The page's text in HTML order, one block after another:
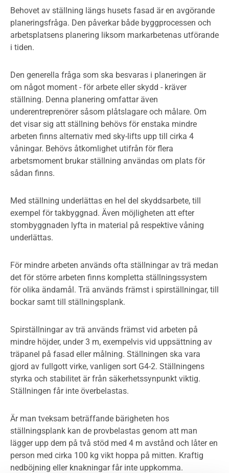
Behovet av ställning längs husets fasad är en avgörande
planeringsfråga. Den påverkar både byggprocessen och
arbetsplatsens planering liksom markarbetenas utförande
i tiden.
Den generella fråga som ska besvaras i planeringen är
om något moment - för arbete eller skydd - kräver
ställning. Denna planering omfattar även
underentreprenörer såsom plåtslagare och målare. Om
det visar sig att ställning behövs för enstaka mindre
arbeten finns alternativ med sky-lifts upp till cirka 4
våningar. Behövs åtkomlighet utifrån för flera
arbetsmoment brukar ställning användas om plats för
sådan finns.
Med ställning underlättas en hel del skyddsarbete, till
exempel för takbyggnad. Även möjligheten att efter
stombyggnaden lyfta in material på respektive våning
underlättas.
För mindre arbeten används ofta ställningar av trä medan
det för större arbeten finns kompletta ställningssystem
för olika ändamål. Trä används främst i spirställningar, till
bockar samt till ställningsplank.
Spirställningar av trä används främst vid arbeten på
mindre höjder, under 3 m, exempelvis vid uppsättning av
träpanel på fasad eller målning. Ställningen ska vara
gjord av fullgott virke, vanligen sort G4-2. Ställningens
styrka och stabilitet är från säkerhetssynpunkt viktig.
Ställningen får inte överbelastas.
Är man tveksam beträffande bärigheten hos
ställningsplank kan de provbelastas genom att man
lägger upp dem på två stöd med 4 m avstånd och låter en
person med cirka 100 kg vikt hoppa på mitten. Kraftig
nedböjning eller knakningar får inte uppkomma.